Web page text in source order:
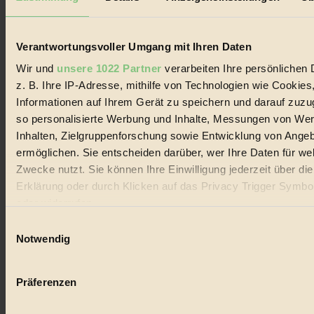
Verantwortungsvoller Umgang mit Ihren Daten
Wir und unsere 1022 Partner verarbeiten Ihre persönlichen
z. B. Ihre IP-Adresse, mithilfe von Technologien wie
Informationen auf Ihrem Gerät zu speichern und darauf
so personalisierte Werbung und Inhalte, Messungen von
Inhalten, Zielgruppenforschung sowie Entwicklung von
ermöglichen. Sie entscheiden darüber, wer Ihre Daten für
Zwecke nutzt. Sie können Ihre Einwilligung jederzeit über
Erklärung oder durch Klicken auf das Privacy Trigger
Wenn Sie es erlauben, würden wir auch gerne:
Ihr Gerät durch aktives Scannen nach bestimmten
Notwendig
Präferenzen
Impressum & Disclaimer
Datenschutz
Biorama steht für einen nachhaltigen Lebensstil und bewussten
Lebenswandel. Es ist eine moderne Plattform für Ideen, Menschen
und Produkte, ein Leitfaden im schnell wachsenden Markt des
Handels mit Bioprodukten, des Fair-Trade sowie der Branche
alternativer Energien.
Social Media
22.601 Fans auf Facebook
3.415 Follower auf Twitter
Folge uns auf Instagram